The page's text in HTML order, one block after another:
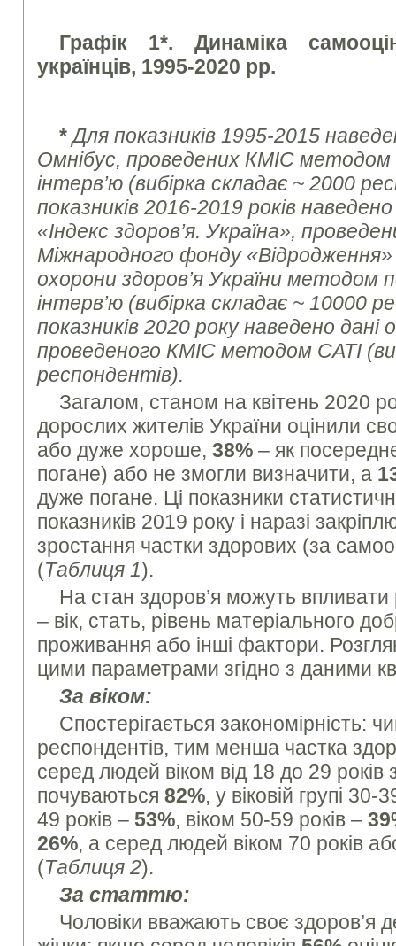
Графік 1*. Динаміка
українців, 1995-2020 рр.
*Для показників 1995-2015
Омнібус, проведених КМІС методом
інтерв’ю (вибірка складає ~ 2000
показників 2016-2019 років
«Індекс здоров’я. Україна»,
Міжнародного фонду
охорони здоров’я України методом
інтерв’ю (вибірка складає ~ 10000
показників 2020 року наведено
проведеного КМІС методом CATI
респондентів).
Загалом, станом на квітень 2020
дорослих жителів України оцінили
або дуже хороше,38% – як
погане) або не змогли визначити, а
дуже погане. Ці показники
показників 2019 року і наразі
зростання частки здорових (за
(Таблиця 1).
На стан здоров’я можуть впливати
– вік, стать, рівень матеріального
проживання або інші фактори.
цими параметрами згідно з даними
За віком:
Спостерігається закономірність:
респондентів, тим менша частка
серед людей віком від 18 до 29
почуваються82%, у віковій групі
49 років –53%, віком 50-59 років –
26%, а серед людей віком 70 років
(Таблиця 2).
За статтю:
Чоловіки вважають своє здоров’я